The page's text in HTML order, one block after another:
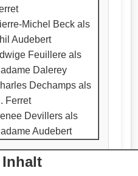
Michel Beck als
Audebert
Feuillere als
Dalerey
Dechamps als
Ferret
Devillers als
Audebert
Inhalt